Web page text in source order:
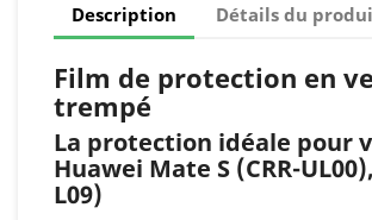
Description Détails du
Film de protection en
trempé
La protection idéale pour
Huawei Mate S (CRR-
L09)